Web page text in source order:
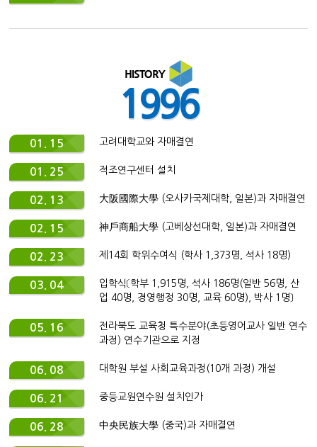
1996
01. 15 고려대학교와 자매결연
01. 25 적조연구센터 설치
02. 13 大阪國際大學 (오사카국제대학, 일본)과 자매결연
02. 15 神戶商船大學 (고베상선대학, 일본)과 자매결연
02. 23 제14회 학위수여식 (학사 1,373명, 석사 18명)
03. 04
입학식〔학부 1,915명, 석사 186명(일반 56명, 산
업 40명, 경영행정 30명, 교육 60명), 박사 1명〕
05. 16
전라북도 교육청 특수분야(초등영어교사 일반 연수
과정) 연수기관으로 지정
06. 08 대학원 부설 사회교육과정(10개 과정) 개설
06. 21 중등교원연수원 설치인가
06. 28 中央民族大學 (중국)과 자매결연